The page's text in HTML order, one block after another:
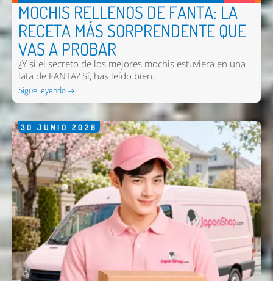
MOCHIS RELLENOS DE FANTA: LA
RECETA MÁS SORPRENDENTE QUE
VAS A PROBAR
¿Y si el secreto de los mejores mochis estuviera en una
lata de FANTA? Sí, has leído bien.
Sigue leyendo →
30 JUNIO 2026